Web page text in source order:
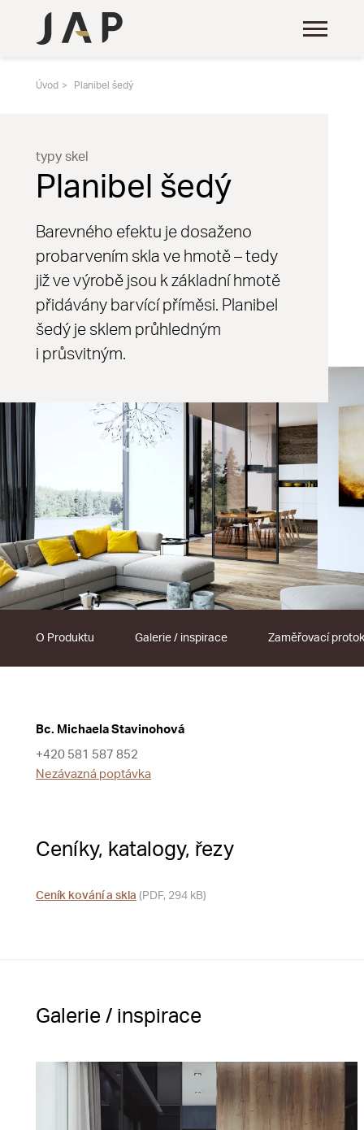
Úvod Planibel šedý
typy skel
Planibel šedý
Barevného efektu je dosaženo
probarvením skla ve hmotě – tedy
již ve výrobě jsou k základní hmotě
přidávány barvící příměsi. Planibel
šedý je sklem průhledným
i průsvitným.
O Produktu Galerie / inspirace Zaměřovací
Bc. Michaela Stavinohová
+420 581 587 852
Nezávazná poptávka
Ceníky, katalogy, řezy
Ceník kování a skla (PDF, 294 kB)
Galerie / inspirace